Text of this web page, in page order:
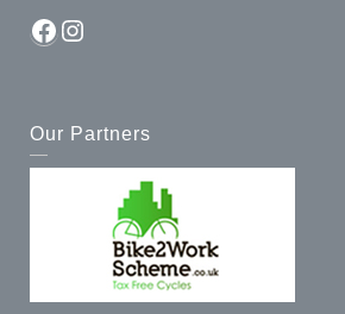
Facebook
Instagram
Our Partners